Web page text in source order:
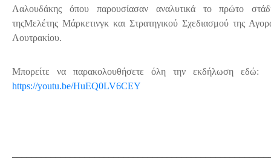
Λαλουδάκης όπου παρουσίασαν αναλυτικά το πρώτο
τηςΜελέτης Μάρκετινγκ και Στρατηγικού Σχεδιασμού της
Λουτρακίου.
Μπορείτε να παρακολουθήσετε όλη την εκδήλωση εδώ:
https://youtu.be/HuEQ0LV6CEY